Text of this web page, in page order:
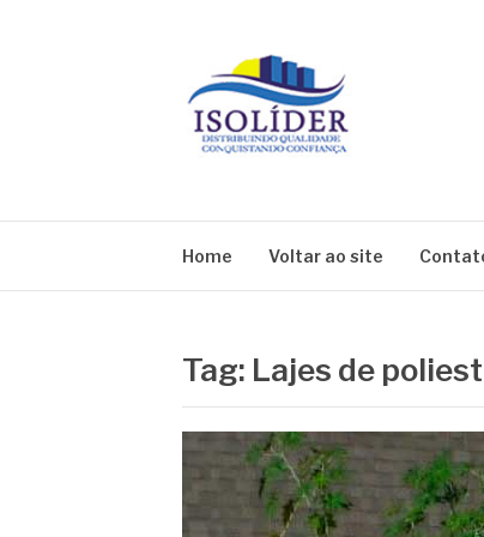
Home Voltar ao site
Tag: Lajes de